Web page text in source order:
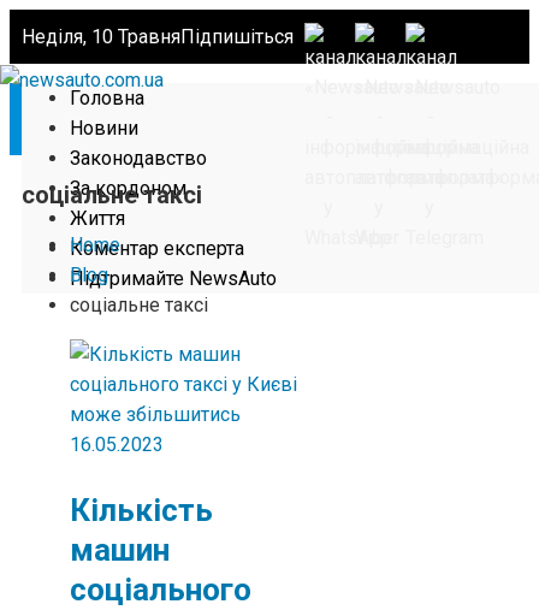
Неділя, 10 ТравняПідпишіться
Головна
Новини
Законодавство
За кордоном
Життя
Коментар експерта
Підтримайте NewsAuto
соціальне таксі
Home
Blog
соціальне таксі
16.05.2023
Кількість
машин
соціального